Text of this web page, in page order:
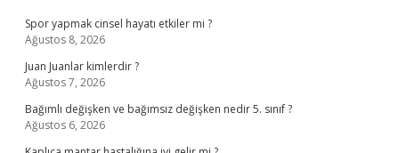
Spor yapmak cinsel hayatı etkiler mi ?
Ağustos 8, 2026
Juan Juanlar kimlerdir ?
Ağustos 7, 2026
Bağımlı değişken ve bağımsız değişken nedir 5. sınıf ?
Ağustos 6, 2026